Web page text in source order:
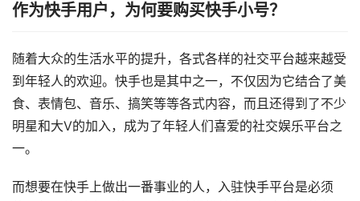
作为快手用户，为何要购买快手小号？
随着大众的生活水平的提升，各式各样的社交平台越来越受
到年轻人的欢迎。快手也是其中之一，不仅因为它结合了美
食、表情包、音乐、搞笑等等各式内容，而且还得到了不少
明星和大V的加入，成为了年轻人们喜爱的社交娱乐平台之
一。
而想要在快手上做出一番事业的人，入驻快手平台是必须